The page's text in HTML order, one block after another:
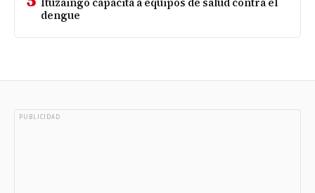
Ituzaingó capacita a equipos de salud contra el
dengue
PUBLICIDAD